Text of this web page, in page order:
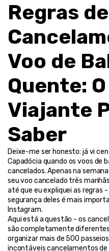
Regras de
Voo de
Quente:
Viajante
Saber
Deixe-me ser honesto: já vi
Capadócia quando os voos de
cancelados. Apenas na
seu voo cancelado três
até que eu expliquei as regras
segurança deles é mais
Instagram.
Aqui está a questão - os
são completamente diferentes
organizar mais de 500
incontáveis cancelamentos de